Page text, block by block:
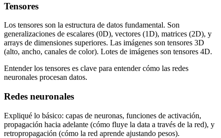
Tensores
Los tensores son la estructura de datos fundamental. Son
generalizaciones de escalares (0D), vectores (1D), matrices (2D), y
arrays de dimensiones superiores. Las imágenes son tensores 3D
(alto, ancho, canales de color). Lotes de imágenes son tensores 4D.
Entender los tensores es clave para entender cómo las redes
neuronales procesan datos.
Redes neuronales
Expliqué lo básico: capas de neuronas, funciones de activación,
propagación hacia adelante (cómo fluye la data a través de la red), y
retropropagación (cómo la red aprende ajustando pesos).